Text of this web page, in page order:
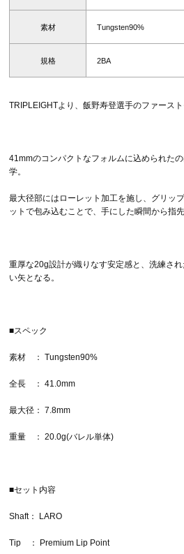
素材 Tungsten90%
規格 2BA
TRIPLEIGHTより、飯野寿登選手のファースト
41mmのコンパクトなフォルムに込められた
学。
最大径部にはローレット加工を施し、グリッ
ットで包み込むことで、手にした瞬間から指
重厚な20g設計が織りなす安定感と、洗練さ
い矢となる。
■スペック
素材 ： Tungsten90%
全長 ： 41.0mm
最大径： 7.8mm
重量 ： 20.0g(バレル単体)
■セット内容
Shaft： LARO
Tip ： Premium Lip Point